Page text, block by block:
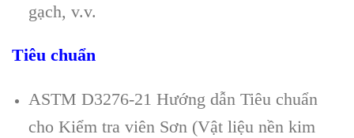
gạch, v.v.
Tiêu chuẩn
ASTM D3276-21 Hướng dẫn Tiêu chuẩn
cho Kiểm tra viên Sơn (Vật liệu nền kim